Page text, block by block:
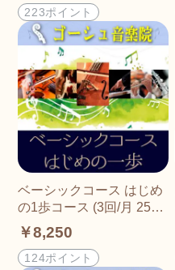
223ポイント
ベーシックコース はじめ
の1歩コース (3回/月 25分/
回)
￥8,250
124ポイント